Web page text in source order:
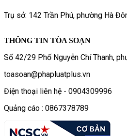
Trụ sở: 142 Trần Phú, phường Hà
THÔNG TIN TÒA SOẠN
Số 42/29 Phố Nguyễn Chí Thanh,
toasoan@phapluatplus.vn
Điện thoại liên hệ - 0904309996
Quảng cáo : 0867378789